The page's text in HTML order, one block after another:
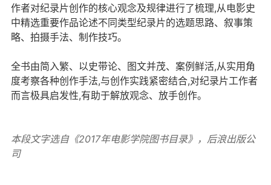
作者对纪录片创作的核心观念及规律进行了梳理,从电影史
中精选重要作品论述不同类型纪录片的选题思路、叙事策
略、拍摄手法、制作技巧。
全书由简入繁、以史带论、图文并茂、案例鲜活,从实用角
度考察各种创作手法,与创作实践紧密结合,对纪录片工作者
而言极具启发性,有助于解放观念、放手创作。
本段文字选自《2017年电影学院图书目录》，后浪出版公
司